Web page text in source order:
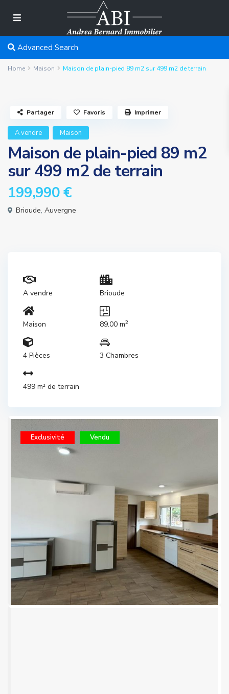
Advanced Search
Home Maison Maison de plain-pied 89 m2 sur 499 m2 de terrain
A vendre Maison
Maison de plain-pied 89 m2
sur 499 m2 de terrain
199,990 €
Brioude, Auvergne
Partager Favoris Imprimer
A vendre Brioude
Maison 89.00 m2
4 Pièces 3 Chambres
499 m² de terrain
Exclusivité Vendu